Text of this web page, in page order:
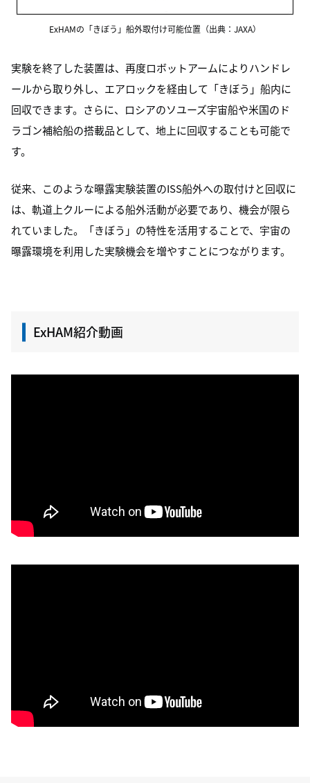
ExHAMの「きぼう」船外取付け可能位置（出典：JAXA）
実験を終了した装置は、再度ロボットアームによりハンドレ
ールから取り外し、エアロックを経由して「きぼう」船内に
回収できます。さらに、ロシアのソユーズ宇宙船や米国のド
ラゴン補給船の搭載品として、地上に回収することも可能で
す。
従来、このような曝露実験装置のISS船外への取付けと回収に
は、軌道上クルーによる船外活動が必要であり、機会が限ら
れていました。「きぼう」の特性を活用することで、宇宙の
曝露環境を利用した実験機会を増やすことにつながります。
ExHAM紹介動画